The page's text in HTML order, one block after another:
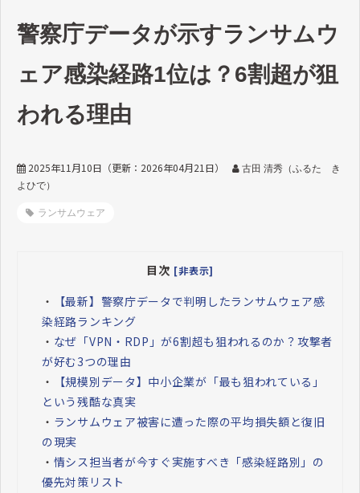
警察庁データが示すランサムウ
ェア感染経路1位は？6割超が狙
われる理由
2025年11月10日 （更新： 2026年04月21日）
古田 清秀（ふるた き
よひで）
ランサムウェア
目次 [非表示]
・
【最新】警察庁データで判明したランサムウェア感
染経路ランキング
・ なぜ「VPN・RDP」が6割超も狙われるのか？攻撃者
が好む3つの理由
・
【規模別データ】中小企業が「最も狙われている」
という残酷な真実
・ ランサムウェア被害に遭った際の平均損失額と復旧
の現実
・ 情シス担当者が今すぐ実施すべき「感染経路別」の
優先対策リスト